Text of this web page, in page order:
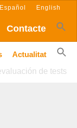
Contacte
Español English
Actualitat
de tests